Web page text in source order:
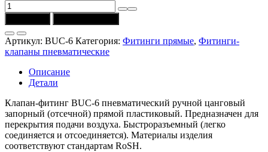
Количество
товара
Клапан
BUC-
6
(D
CSNSP
Артикул: BUC-6 Категория: Фитинги прямые, Фитинги-
клапаны пневматические
Описание
Детали
Клапан-фитинг BUC-6 пневматический ручной цанговый
запорный (отсечной) прямой пластиковый. Предназначен для
перекрытия подачи воздуха. Быстроразъемный (легко
соединяется и отсоединяется). Материалы изделия
соответствуют стандартам RoSH.